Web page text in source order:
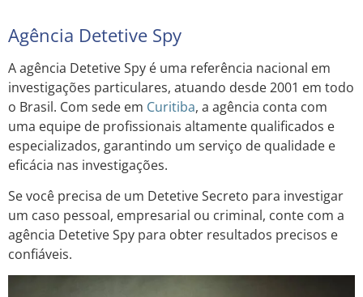
Agência Detetive Spy
A agência Detetive Spy é uma referência nacional em
investigações particulares, atuando desde 2001 em todo
o Brasil. Com sede em Curitiba, a agência conta com
uma equipe de profissionais altamente qualificados e
especializados, garantindo um serviço de qualidade e
eficácia nas investigações.
Se você precisa de um Detetive Secreto para investigar
um caso pessoal, empresarial ou criminal, conte com a
agência Detetive Spy para obter resultados precisos e
confiáveis.